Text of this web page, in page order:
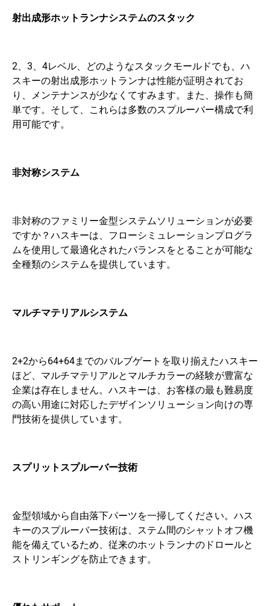
射出成形ホットランナシステムのスタック
2、3、4レベル、どのようなスタックモールドでも、ハ
スキーの射出成形ホットランナは性能が証明されてお
り、メンテナンスが少なくてすみます。また、操作も簡
単です。そして、これらは多数のスプルーバー構成で利
用可能です。
非対称システム
非対称のファミリー金型システムソリューションが必要
ですか？ハスキーは、フローシミュレーションプログラ
ムを使用して最適化されたバランスをとることが可能な
全種類のシステムを提供しています。
マルチマテリアルシステム
2+2から64+64までのバルブゲートを取り揃えたハスキー
ほど、マルチマテリアルとマルチカラーの経験が豊富な
企業は存在しません。ハスキーは、お客様の最も難易度
の高い用途に対応したデザインソリューション向けの専
門技術を提供しています。
スプリットスプルーバー技術
金型領域から自由落下パーツを一掃してください。ハス
キーのスプルーバー技術は、ステム間のシャットオフ機
能を備えているため、従来のホットランナのドロールと
ストリンギングを防止できます。